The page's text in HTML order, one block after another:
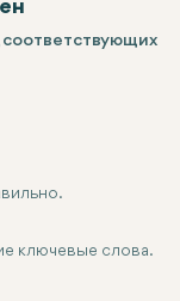
соответствующих
ключевые слова.